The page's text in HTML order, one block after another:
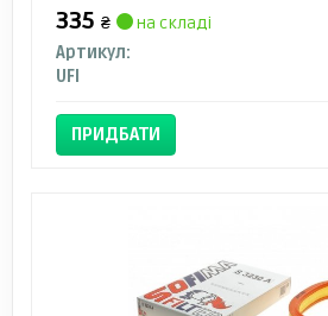
335 ₴
на складі
Артикул:
UFI
ПРИДБАТИ